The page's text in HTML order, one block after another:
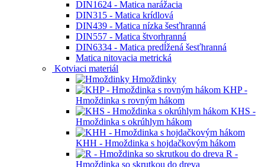
BWOPVC - Skrutky do plastových okien
BWSPF - Skrutky TEX samovrtné montážne s
podložkovou hlavou fosfátové
BWPF - Skrutky montážne s podložkovou
hlavou fosfátové
LWG - Kotva skrutkovacia do betónu s
vnútorným závitom (blister)
BWHT - Skrutka tvrdená do dreva a
drevotriesky WHT (torx) - Blister
BTXK - Hmoždinka rámová so šesťhrannou
hlavou - blister
BTEXSO - Samovŕtacia skrutka TEX so
zápustnou hlavou
Matice
DIN1624 - Matica narážacia